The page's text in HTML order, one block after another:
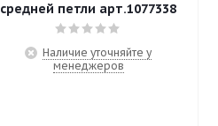
средней петли арт.1077338
Наличие уточняйте у
менеджеров